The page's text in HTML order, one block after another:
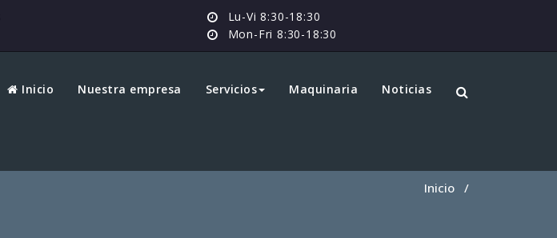
Lu-Vi 8:30-18:30
Mon-Fri 8:30-18:30
Inicio Nuestra empresa Servicios Maquinaria Noticias
Inicio /